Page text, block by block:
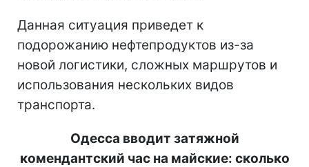
Данная ситуация приведет к
подорожанию нефтепродуктов из-за
новой логистики, сложных маршрутов и
использования нескольких видов
транспорта.
Одесса вводит затяжной
комендантский час на майские: сколько